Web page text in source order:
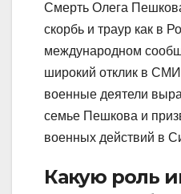
Смерть Олега
скорбь и траур как в
международном
широкий отклик в
военные деятели
семье Пешкова и
военных действий в
Какую роль